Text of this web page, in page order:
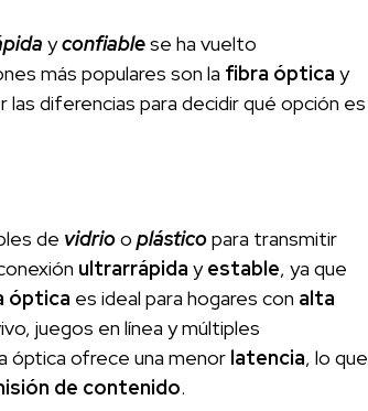
yconfiablese ha vuelto
más populares son la fibra óptica y
diferencias para decidir qué opción es
de vidrioo plásticopara transmitir
ultrarrápida yestable, ya que
óptica es ideal para hogares con alta
juegos en línea y múltiples
óptica ofrece una menor latencia, lo que
de contenido.